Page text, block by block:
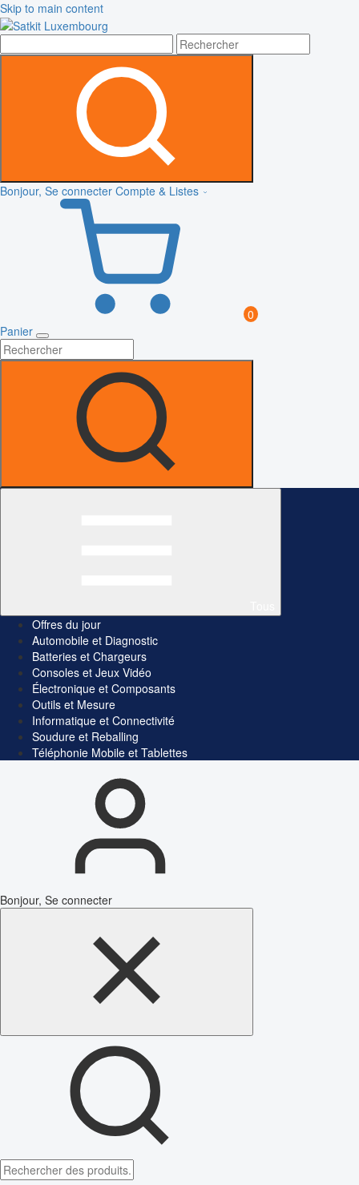
Skip to main content
Bonjour, Se connecter Compte & Listes
0
Panier
Offres du jour
Automobile et Diagnostic
Batteries et Chargeurs
Consoles et Jeux Vidéo
Électronique et Composants
Outils et Mesure
Informatique et Connectivité
Soudure et Reballing
Téléphonie Mobile et Tablettes
Bonjour, Se connecter